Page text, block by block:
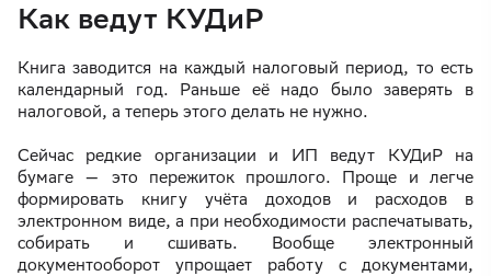
Как ведут КУДиР
Книга заводится на каждый налоговый период, то есть
календарный год. Раньше её надо было заверять в
налоговой, а теперь этого делать не нужно.
Сейчас редкие организации и ИП ведут КУДиР на
бумаге — это пережиток прошлого. Проще и легче
формировать книгу учёта доходов и расходов в
электронном виде, а при необходимости распечатывать,
собирать и сшивать. Вообще электронный
документооборот упрощает работу с документами,